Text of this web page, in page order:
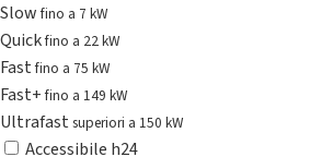
Slowfino a 7 kW
Quickfino a 22 kW
Fastfino a 75 kW
Fast+fino a 149 kW
Ultrafast superiori a 150 kW
Accessibile h24